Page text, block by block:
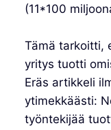
(11*100
Tämä tarkoitti,
yritys tuotti
Eräs artikkeli
ytimekkäästi:
työntekijää